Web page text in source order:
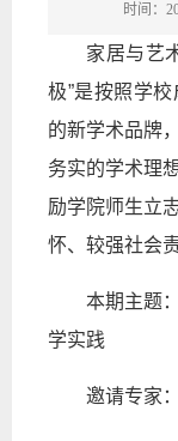
时间：
家居与艺
极”是按照学
的新学术品牌
务实的学术理
励学院师生立
怀、较强社会
本期主题
学实践
邀请专家